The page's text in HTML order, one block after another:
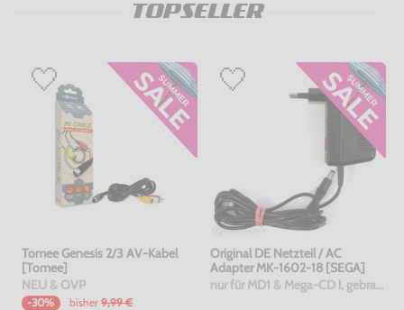
TOPSELLER
Tomee Genesis 2/3 AV-Kabel
[Tomee]
NEU & OVP
-30% bisher 9,99 €
Original DE Netzteil / AC
Adapter MK-1602-18 [SEGA]
nur für MD1 & Mega-CD !, gebraucht